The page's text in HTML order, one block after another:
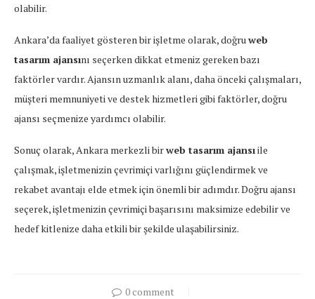
olabilir.
Ankara’da faaliyet gösteren bir işletme olarak, doğruweb
tasarım ajansını seçerken dikkat etmeniz gereken bazı
faktörler vardır. Ajansın uzmanlık alanı, daha önceki çalışmaları,
müşteri memnuniyeti ve destek hizmetleri gibi faktörler, doğru
ajansı seçmenize yardımcı olabilir.
Sonuç olarak, Ankara merkezli birweb tasarım ajansıile
çalışmak, işletmenizin çevrimiçi varlığını güçlendirmek ve
rekabet avantajı elde etmek için önemli bir adımdır. Doğru ajansı
seçerek, işletmenizin çevrimiçi başarısını maksimize edebilir ve
hedef kitlenize daha etkili bir şekilde ulaşabilirsiniz.
0 comment